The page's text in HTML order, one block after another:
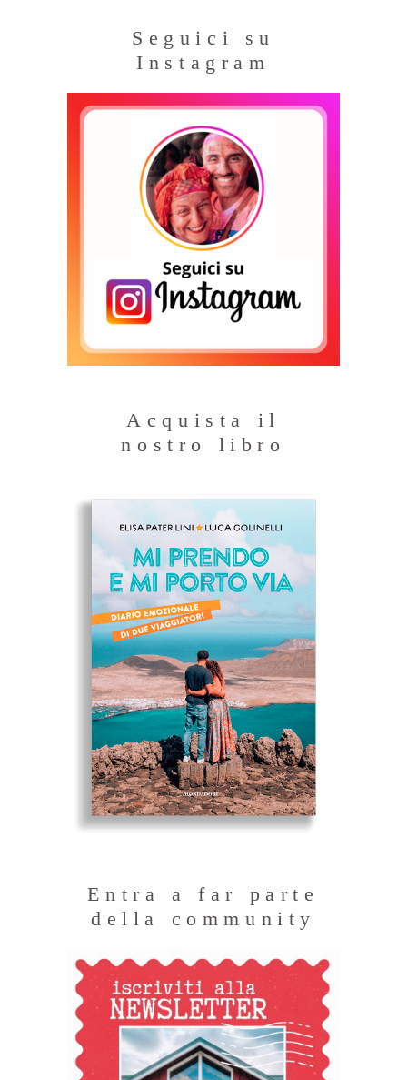
Seguici su
Instagram
Acquista il
nostro libro
Entra a far parte
della community